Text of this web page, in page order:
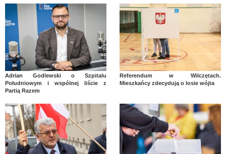
Adrian Godlewski o Szpitalu
Południowym i wspólnej liście z
Partią Razem
Referendum w Wilczętach.
Mieszkańcy zdecydują o losie wójta